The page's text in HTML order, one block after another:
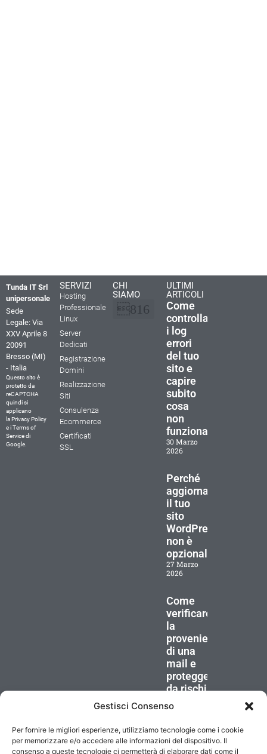
Gestisci Consenso
Per fornire le migliori esperienze, utilizziamo tecnologie come i cookie
per memorizzare e/o accedere alle informazioni del dispositivo. Il
consenso a queste tecnologie ci permetterà di elaborare dati come il
Tunda IT Srl
unipersonale
Sede
Legale: Via
XXV Aprile 8
20091
Bresso (MI)
- Italia
Questo sito è
protetto da
reCAPTCHA
quindi si
applicano
laPrivacy Policy
e iTerms of
Servicedi
Google.
SERVIZI
Hosting
Professionale
Linux
Server
Dedicati
Registrazione
Domini
Realizzazione
Siti
Consulenza
Ecommerce
Certificati
SSL
CHI
SIAMO
ULTIMI
ARTICOLI
Come
controllare
i log
errori
del tuo
sito e
capire
subito
cosa
non
funziona
30 Marzo
2026
Perché
aggiornare
il tuo
sito
WordPress
non è
opzionale
27 Marzo
2026
Come
verificare
la
provenienza
di una
mail e
proteggersi
da rischi
2026
©1999-2026 Tunda IT Srl unipersonale – P.IVA/CF 08227280966 –
REA MI-2011101 – Cap. Soc. 10.000 € i.v